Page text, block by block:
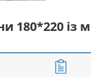
180*220